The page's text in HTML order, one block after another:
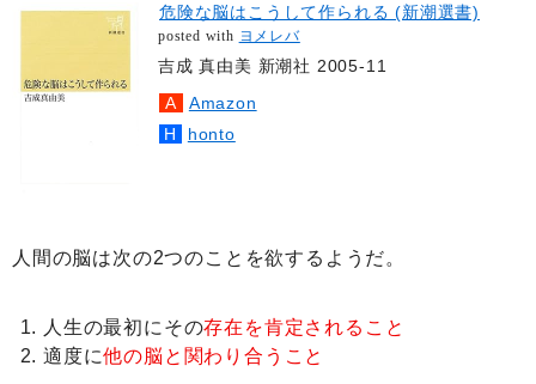
危険な脳はこうして作られる (新潮選書)
posted with ヨメレバ
吉成 真由美 新潮社 2005-11
Amazon
honto
人間の脳は次の2つのことを欲するようだ。
人生の最初にその存在を肯定されること
適度に他の脳と関わり合うこと